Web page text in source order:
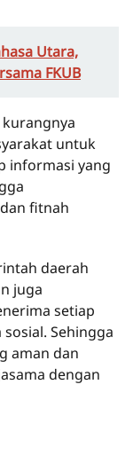
Utara,
FKUB
untuk
informasi yang
fitnah
daerah
juga
setiap
Sehingga
aman dan
dengan